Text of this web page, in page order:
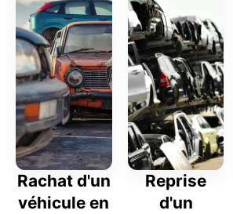
Rachat d'un
véhicule en
Reprise
d'un